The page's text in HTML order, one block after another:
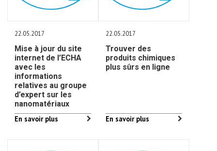
22.05.2017
Mise à jour du site
internet de l’ECHA
avec les
informations
relatives au groupe
d’expert sur les
nanomatériaux
En savoir plus
22.05.2017
Trouver des
produits chimiques
plus sûrs en ligne
En savoir plus